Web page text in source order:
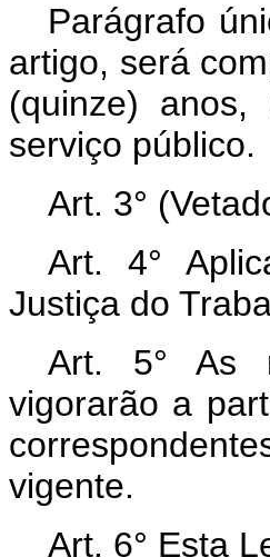
Parágrafo
artigo, será
(quinze)
serviço público.
Art. 3°
Art. 4°
Justiça do
Art. 5° As
vigorarão a
vigente.
Art. 6° Esta